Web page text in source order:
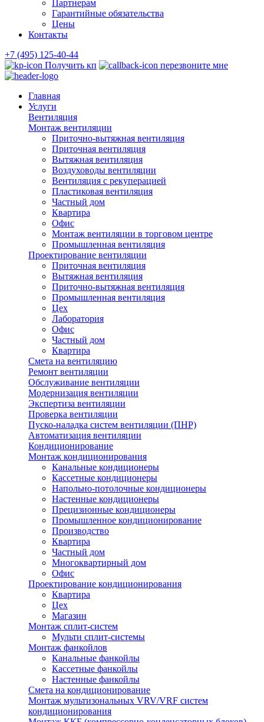
Партнерам
Гарантийные обязательства
Цены
Контакты
+7 (495) 125-40-44
Получить кп
перезвоните мне
Главная
Услуги
Вентиляция
Монтаж вентиляции
Приточно-вытяжная вентиляция
Приточная вентиляция
Вытяжная вентиляция
Воздуховоды вентиляции
Вентиляция с рекуперацией
Пластиковая вентиляция
Частный дом
Квартира
Офис
Монтаж вентиляции в торговом центре
Промышленная вентиляция
Проектирование вентиляции
Приточная вентиляция
Вытяжная вентиляция
Приточно-вытяжная вентиляция
Промышленная вентиляция
Цех
Лаборатория
Офис
Частный дом
Квартира
Смета на вентиляцию
Ремонт вентиляции
Обслуживание вентиляции
Модернизация вентиляции
Экспертиза вентиляции
Проверка вентиляции
Пуско-наладка систем вентиляции (ПНР)
Автоматизация вентиляции
Кондиционирование
Монтаж кондиционирования
Канальные кондиционеры
Кассетные кондиционеры
Напольно-потолочные кондиционеры
Настенные кондиционеры
Прецизионные кондиционеры
Промышленное кондиционирование
Производство
Квартира
Частный дом
Многоквартирный дом
Офис
Проектирование кондиционирования
Квартира
Цех
Магазин
Монтаж сплит-систем
Мульти сплит-системы
Монтаж фанкойлов
Канальные фанкойлы
Кассетные фанкойлы
Настенные фанкойлы
Смета на кондиционирование
Монтаж мультизональных VRV/VRF систем
кондиционирования